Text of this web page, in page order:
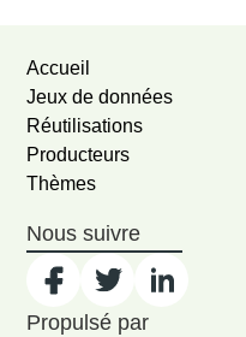
Accueil
Jeux de données
Réutilisations
Producteurs
Thèmes
Nous suivre
Propulsé par